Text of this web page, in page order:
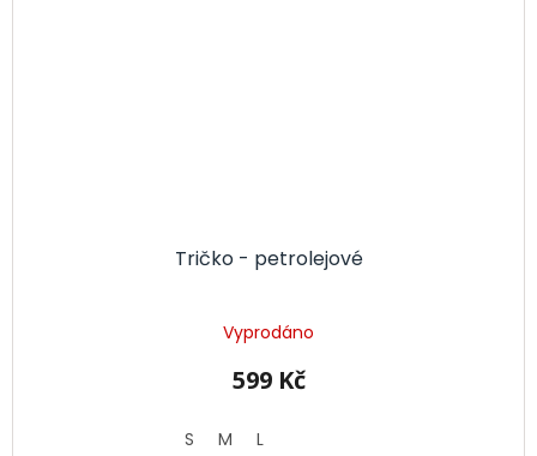
Tričko - petrolejové
Vyprodáno
599 Kč
S M L